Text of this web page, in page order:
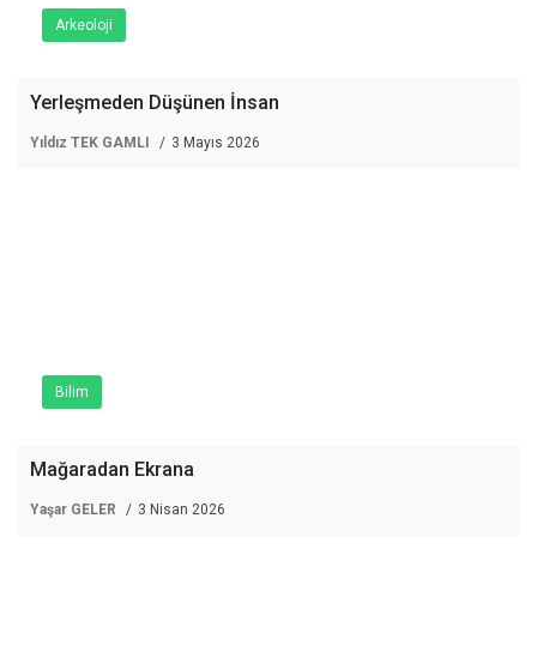
Arkeoloji
Yerleşmeden Düşünen İnsan
Yıldız TEK GAMLI 3 Mayıs 2026
Bilim
Mağaradan Ekrana
Yaşar GELER 3 Nisan 2026